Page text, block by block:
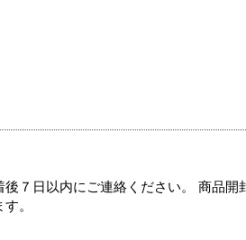
７日以内にご連絡ください。 商品
。